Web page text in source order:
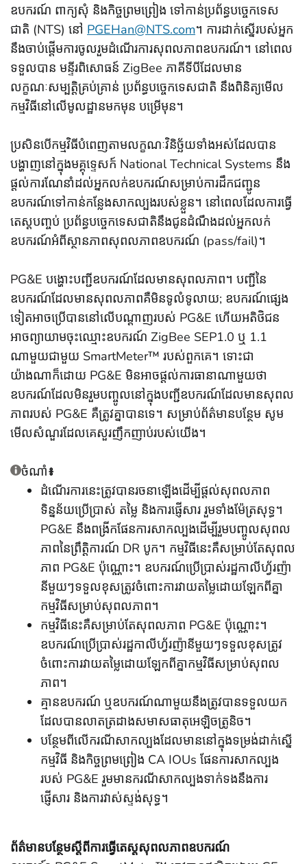
ឧបករណ៍ ពាក្យសុំ និងកិច្ចព្រមព្រៀង ទៅកាន់ប្រព័ន្ធបច្ចេកទេស
ជាតិ (NTS) នៅ PGEHan@NTS.com។ ការដាក់ស្នើរបស់អ្នក
នឹងចាប់ផ្តើមការចូលរួមដំណើរការសុពលភាពឧបករណ៍។ នៅពេល
ទទួលបាន មន្ទីរពិសោធន៍ ZigBee ភាគីទីបីដែលមាន
លក្ខណៈសម្បត្តិគ្រប់គ្រាន់ ប្រព័ន្ធបច្ចេកទេសជាតិ នឹងពិនិត្យមើល
កម្មវិធីនៅលើមូលដ្ឋានមកមុន បម្រើមុន។
ប្រសិនបើកម្មវិធីបំពេញតាមលក្ខណៈវិនិច្ឆ័យទាំងអស់ដែលបាន
បង្ហាញនៅក្នុងមគ្គុទ្ទេសក៍ National Technical Systems នឹង
ផ្តល់ការណែនាំដល់អ្នកលក់ឧបករណ៍សម្រាប់ការដឹកជញ្ជូន
ឧបករណ៍ទៅកាន់កន្លែងសាកល្បងរបស់ខ្លួន។ នៅពេលដែលការធ្វើ
តេស្តបញ្ចប់ ប្រព័ន្ធបច្ចេកទេសជាតិនឹងជូនដំណឹងដល់អ្នកលក់
ឧបករណ៍អំពីស្ថានភាពសុពលភាពឧបករណ៍ (pass/fail)។
PG&E បង្ហោះបញ្ជីឧបករណ៍ដែលមានសុពលភាព។ បញ្ជីនៃ
ឧបករណ៍ដែលមានសុពលភាពគឺមិនទូលំទូលាយ; ឧបករណ៍ផ្សេង
ទៀតអាចប្រើបាននៅលើបណ្តាញរបស់ PG&E ហើយអតិថិជន
អាចព្យាយាមចុះឈ្មោះឧបករណ៍ ZigBee SEP1.0 ឬ 1.1
ណាមួយជាមួយ SmartMeter™ របស់ពួកគេ។ ទោះជា
យ៉ាងណាក៏ដោយ PG&E មិនអាចផ្តល់ការធានាណាមួយថា
ឧបករណ៍ដែលមិនរួមបញ្ចូលនៅក្នុងបញ្ជីឧបករណ៍ដែលមានសុពល
ភាពរបស់ PG&E គឺត្រូវគ្នាបានទេ។ សម្រាប់ព័ត៌មានបន្ថែម សូម
មើលសំណួរដែលគេសួរញឹកញាប់របស់យើង។
ចំណាំ៖
ដំណើរការនេះត្រូវបានរចនាឡើងដើម្បីផ្តល់សុពលភាព
ទិន្នន័យប្រើប្រាស់ តម្លៃ និងការផ្ញើសារ រួមទាំងម៉ែត្រសុទ្ធ។
PG&E នឹងពង្រីកផែនការសាកល្បងដើម្បីរួមបញ្ចូលសុពល
ភាពនៃព្រឹត្តិការណ៍ DR បូក។ កម្មវិធីនេះគឺសម្រាប់តែសុពល
ភាព PG&E ប៉ុណ្ណោះ។ ឧបករណ៍ប្រើប្រាស់រដ្ឋកាលីហ្វ័រញ៉ា
នីមួយៗទទួលខុសត្រូវចំពោះការវាយតម្លៃដោយឡែកពីគ្នា
កម្មវិធីសម្រាប់សុពលភាព។
កម្មវិធីនេះគឺសម្រាប់តែសុពលភាព PG&E ប៉ុណ្ណោះ។
ឧបករណ៍ប្រើប្រាស់រដ្ឋកាលីហ្វ័រញ៉ានីមួយៗទទួលខុសត្រូវ
ចំពោះការវាយតម្លៃដោយឡែកពីគ្នាកម្មវិធីសម្រាប់សុពល
ភាព។
គ្មានឧបករណ៍ ឬឧបករណ៍ណាមួយនឹងត្រូវបានទទួលយក
ដែលបានលាតត្រដាងសមាសធាតុអេឡិចត្រូនិច។
បន្ថែមពីលើករណីសាកល្បងដែលមាននៅក្នុងទម្រង់ដាក់ស្នើ
កម្មវិធី និងកិច្ចព្រមព្រៀង CA IOUs ផែនការសាកល្បង
របស់ PG&E រួមមានករណីសាកល្បងទាក់ទងនឹងការ
ផ្ញើសារ និងការវាស់ស្ទង់សុទ្ធ។
ព័ត៌មានបន្ថែមស្តីពីការធ្វើតេស្តសុពលភាពឧបករណ៍